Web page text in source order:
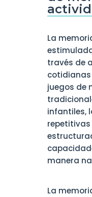
La
través de
juegos de
infantiles,
manera
La